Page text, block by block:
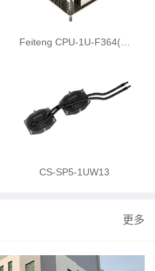
Feiteng CPU-1U-F364(…
CS-SP5-1UW13
更多